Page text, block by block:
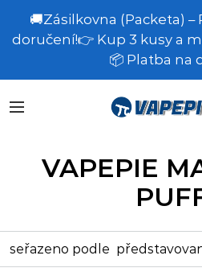
🚚Zásilkovna (Packeta)
doručení!👉 Kup 3 kusy a
📦 Platba na
VAPEPIE
seřazeno podle